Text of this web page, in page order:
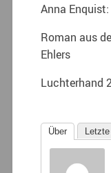
Anna Enquist:
Roman aus
Ehlers
Luchterhand
Über